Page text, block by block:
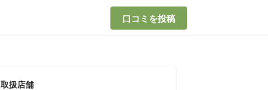
口コミを投稿
取扱店舗